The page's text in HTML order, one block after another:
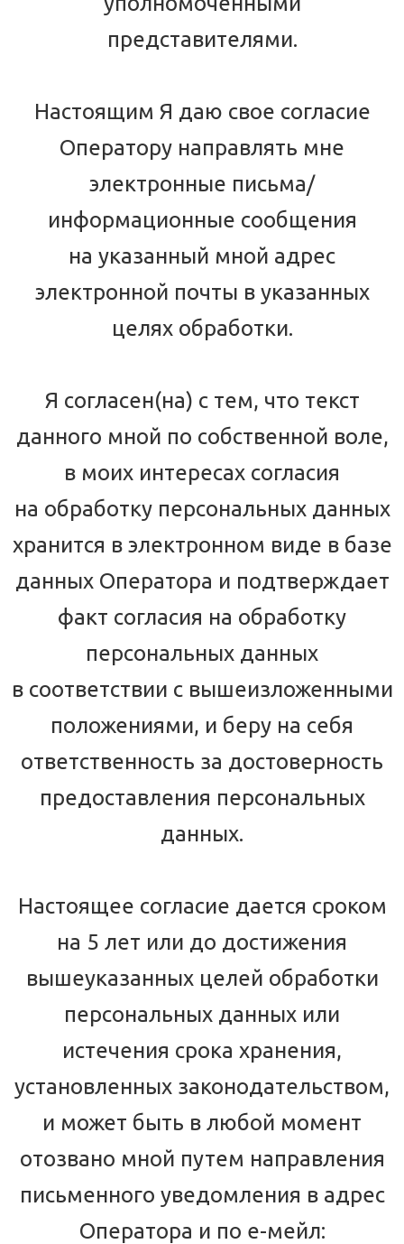
представителями.
Настоящим Я даю свое согласие
Оператору направлять мне
электронные письма/
информационные сообщения
на указанный мной адрес
электронной почты в указанных
целях обработки.
Я согласен(на) с тем, что текст
данного мной по собственной воле,
в моих интересах согласия
на обработку персональных данных
хранится в электронном виде в базе
данных Оператора и подтверждает
факт согласия на обработку
персональных данных
в соответствии с вышеизложенными
положениями, и беру на себя
ответственность за достоверность
предоставления персональных
данных.
Настоящее согласие дается сроком
на 5 лет или до достижения
вышеуказанных целей обработки
персональных данных или
истечения срока хранения,
установленных законодательством,
и может быть в любой момент
отозвано мной путем направления
письменного уведомления в адрес
Оператора и по е-мейл: